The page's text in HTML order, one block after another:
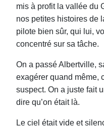
mis à profit la vallée du
nos petites histoires de
pilote bien sûr, qui lui,
concentré sur sa tâche.
On a passé Albertville,
exagérer quand même,
suspect. On a juste fait
dire qu’on était là.
Le ciel était vide et